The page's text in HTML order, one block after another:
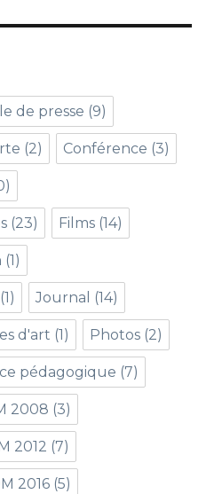
de presse (9)
(2) Conférence (3)
(23) Films (14)
(1)
(1) Journal (14)
d'art (1) Photos (2)
pédagogique (7)
2008 (3)
2012 (7)
2016 (5)